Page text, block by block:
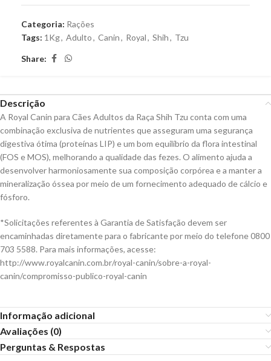
Categoria: Rações
Tags: 1Kg, Adulto, Canin, Royal, Shih, Tzu
Share:
Descrição
A Royal Canin para Cães Adultos da Raça Shih Tzu conta com uma
combinação exclusiva de nutrientes que asseguram uma segurança
digestiva ótima (proteínas LIP) e um bom equilíbrio da flora intestinal
(FOS e MOS), melhorando a qualidade das fezes. O alimento ajuda a
desenvolver harmoniosamente sua composição corpórea e a manter a
mineralização óssea por meio de um fornecimento adequado de cálcio e
fósforo.
*Solicitações referentes à Garantia de Satisfação devem ser
encaminhadas diretamente para o fabricante por meio do telefone 0800
703 5588. Para mais informações, acesse:
http://www.royalcanin.com.br/royal-canin/sobre-a-royal-
canin/compromisso-publico-royal-canin
Informação adicional
Avaliações (0)
Perguntas & Respostas